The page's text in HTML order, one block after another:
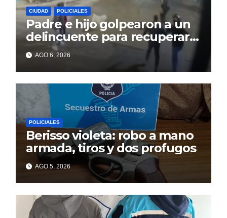
CIUDAD POLICIALES
Padre e hijo golpearon a un
delincuente para recuperar
un celular robado en Berisso
AGO 6, 2026
POLICIALES
Berisso violeta: robo a mano
armada, tiros y dos profugos
AGO 5, 2026